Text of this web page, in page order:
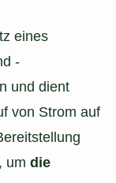
eines
-
und dient
von Strom auf
um die